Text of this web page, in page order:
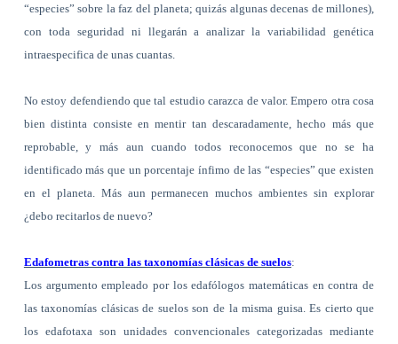
“especies” sobre la faz del planeta; quizás algunas decenas de millones),
con toda seguridad ni llegarán a analizar la variabilidad genética
intraespecifica de unas cuantas.
No estoy defendiendo que tal estudio carazca de valor. Empero otra cosa
bien distinta consiste en mentir tan descaradamente, hecho más que
reprobable, y más aun cuando todos reconocemos que no se ha
identificado más que un porcentaje ínfimo de las “especies” que existen
en el planeta. Más aun permanecen muchos ambientes sin explorar
¿debo recitarlos de nuevo?
Edafometras contra las taxonomías clásicas de suelos:
Los argumento empleado por los edafólogos matemáticas en contra de
las taxonomías clásicas de suelos son de la misma guisa. Es cierto que
los edafotaxa son unidades convencionales categorizadas mediante